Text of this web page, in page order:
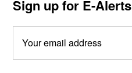
Sign up for E-Alerts